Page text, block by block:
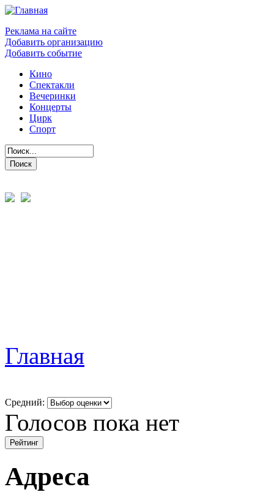
Реклама на сайте
Добавить организацию
Добавить событие
Кино
Спектакли
Вечеринки
Концерты
Цирк
Спорт
Главная
Средний:
Голосов пока нет
Адреса